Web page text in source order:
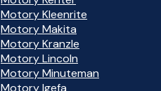
Motory Kleenrite
Motory Makita
Motory Kranzle
Motory Lincoln
Motory Minuteman
Motory Igefa